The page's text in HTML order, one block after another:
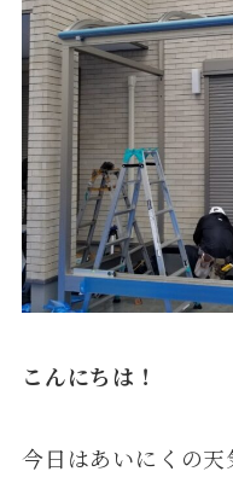
こんにちは！
今日はあいにくの天